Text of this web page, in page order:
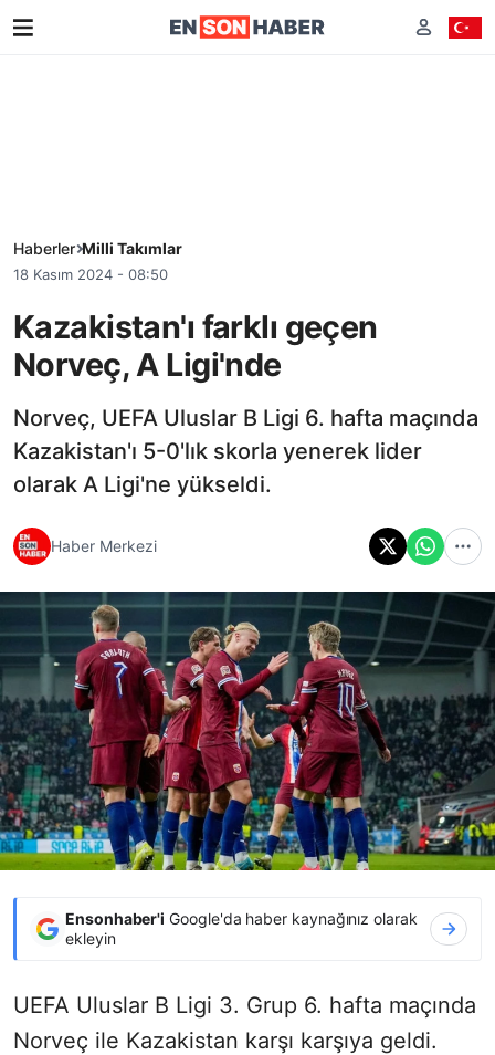
Haberler Milli Takımlar
18 Kasım 2024 - 08:50
Kazakistan'ı farklı geçen
Norveç, A Ligi'nde
Norveç, UEFA Uluslar B Ligi 6. hafta maçında
Kazakistan'ı 5-0'lık skorla yenerek lider
olarak A Ligi'ne yükseldi.
Haber Merkezi
Ensonhaber'i Google'da haber kaynağınız olarak
ekleyin
UEFA Uluslar B Ligi 3. Grup 6. hafta maçında
Norveç ile Kazakistan karşı karşıya geldi.